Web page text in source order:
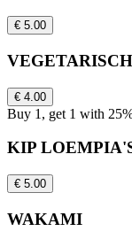
€ 5.00
€ 4.00
Buy 1, get 1 with
KIP
€ 5.00
WAKAMI